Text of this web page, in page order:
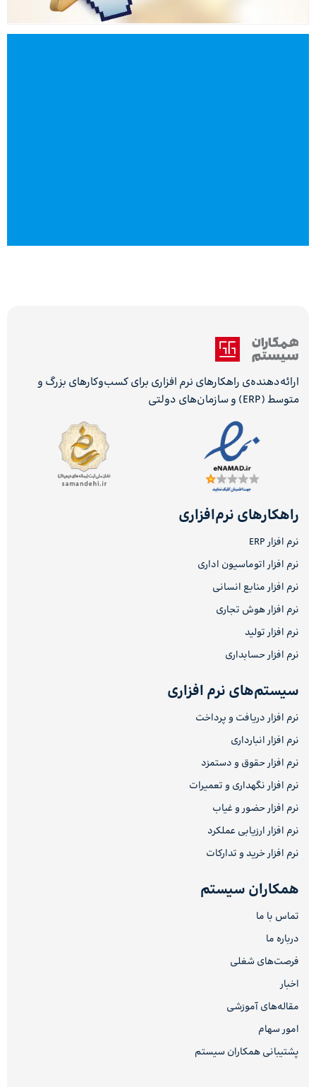
ارائه‌دهنده‌ی راهکارهای نرم افزاری برای کسب‌وکارهای بزرگ و
متوسط (ERP) و سازمان‌های دولتی
راهکارهای نرم‌افزاری
نرم افزار ERP
نرم افزار اتوماسیون اداری
نرم افزار منابع انسانی
نرم افزار هوش تجاری
نرم افزار تولید
نرم افزار حسابداری
سیستم‌های نرم افزاری
نرم افزار دریافت و پرداخت
نرم افزار انبارداری
نرم افزار حقوق و دستمزد
نرم افزار نگهداری و تعمیرات
نرم افزار حضور و غیاب
نرم افزار ارزیابی عملکرد
نرم افزار خرید و تدارکات
همکاران سیستم
تماس با ما
درباره ما
فرصت‌های شغلی
اخبار
مقاله‌های آموزشی
امور سهام
پشتیبانی همکاران سیستم